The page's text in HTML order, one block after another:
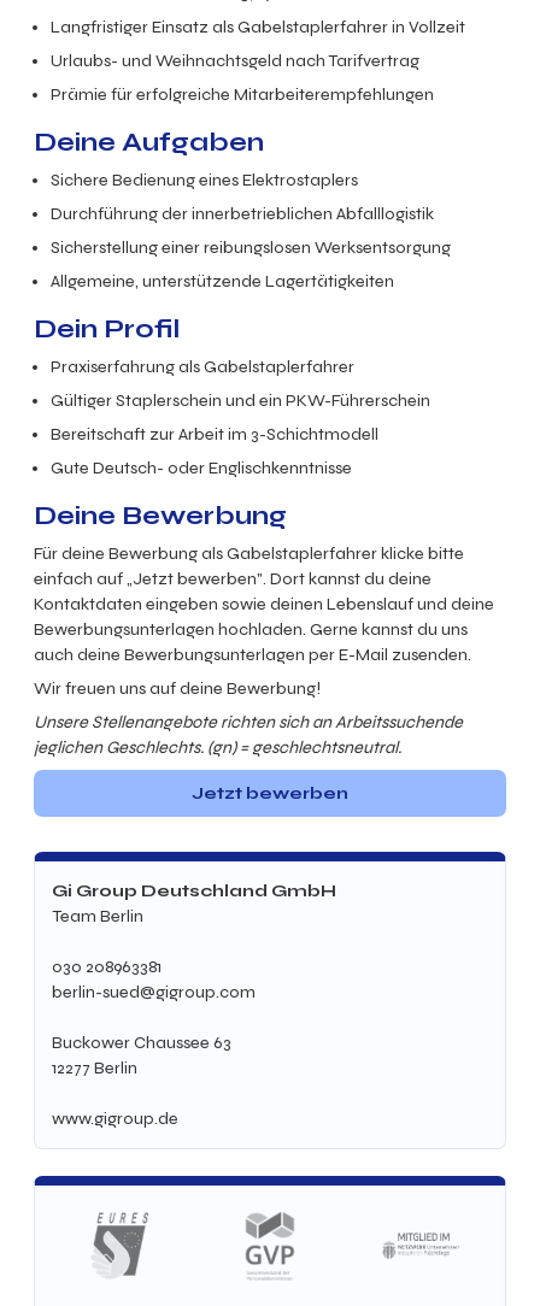
Langfristiger Einsatz als Gabelstaplerfahrer inVollzeit
Urlaubs- und Weihnachtsgeld nach Tarifvertrag
Prämie für erfolgreiche Mitarbeiterempfehlungen
Deine Aufgaben
Sichere Bedienung eines Elektrostaplers
Durchführung der innerbetrieblichen Abfalllogistik
Sicherstellung einer reibungslosen Werksentsorgung
Allgemeine, unterstützende Lagertätigkeiten
Dein Profil
Praxiserfahrung als Gabelstaplerfahrer
Gültiger Staplerschein und ein PKW-Führerschein
Bereitschaft zur Arbeit im 3-Schichtmodell
Gute Deutsch- oder Englischkenntnisse
Deine Bewerbung
Für deine Bewerbung als Gabelstaplerfahrer klicke bitte
einfach auf „Jetzt bewerben". Dort kannst du deine
Kontaktdaten eingeben sowie deinen Lebenslauf und deine
Bewerbungsunterlagen hochladen. Gerne kannst du uns
auch deine Bewerbungsunterlagen per E-Mail zusenden.
Wir freuen uns auf deine Bewerbung!
Unsere Stellenangebote richten sich an Arbeitssuchende
jeglichen Geschlechts. (gn) = geschlechtsneutral.
Jetzt bewerben
Gi Group Deutschland GmbH
Team Berlin
030 208963381
berlin-sued@gigroup.com
Buckower Chaussee 63
12277 Berlin
www.gigroup.de